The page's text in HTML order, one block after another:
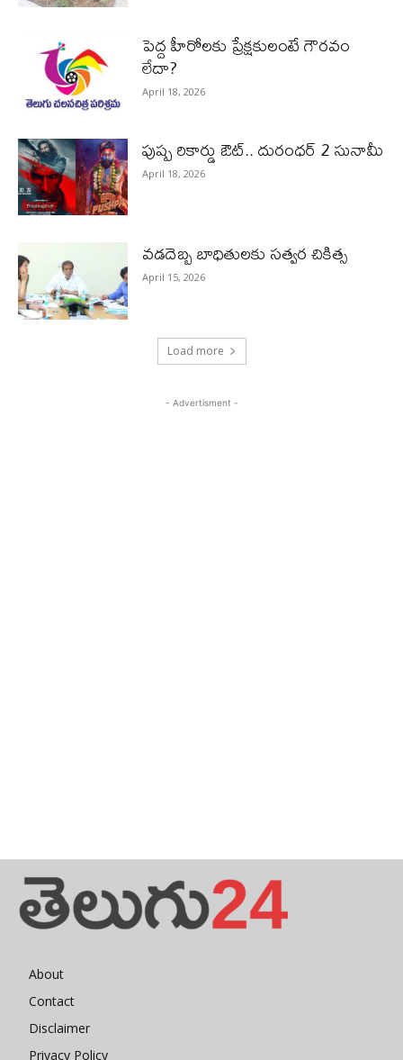
పెద్ద హీరోల‌కు ప్రేక్ష‌కులంటే గౌర‌వం
లేదా?
April 18, 2026
పుష్ప రికార్డు ఔట్‌.. దురంధ‌ర్ 2 సునామీ
April 18, 2026
వడదెబ్బ బాధితులకు సత్వర చికిత్స
April 15, 2026
Load more
- Advertisment -
About
Contact
Disclaimer
Privacy Policy